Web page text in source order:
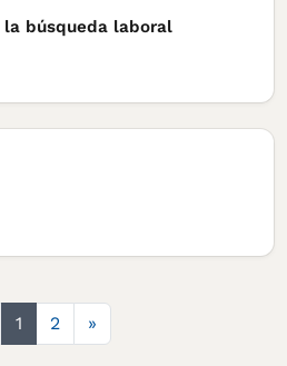
búsqueda laboral
1 2 »